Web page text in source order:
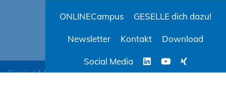
Social Media
ONLINECampus GESELLE dich dazu!
Newsletter Kontakt Download
Social Media